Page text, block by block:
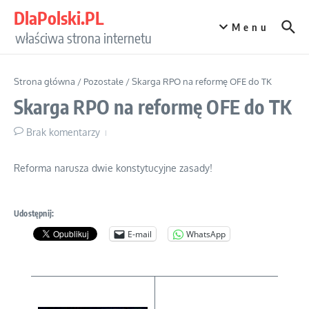
DlaPolski.PL
właściwa strona internetu
Menu
Strona główna / Pozostałe /Skarga RPO na reformę OFE do TK
Skarga RPO na reformę OFE do TK
Brak komentarzy
Reforma narusza dwie konstytucyjne zasady!
Udostępnij:
E-mail WhatsApp